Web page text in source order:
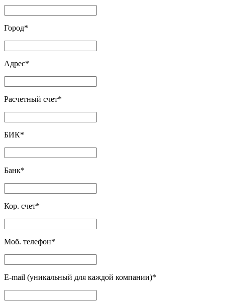
Город*
Адрес*
Расчетный счет*
БИК*
Банк*
Кор. счет*
Моб. телефон*
E-mail (уникальный для каждой компании)*